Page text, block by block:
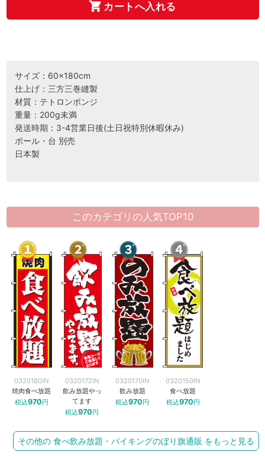
カートへ入れる
サイズ：60×180cm
仕上げ：三方三巻縫製
材質：テトロンポンジ
重量：200g未満
発送時期：3-4営業日後(土日祝特別休暇休み)
ポール・台 別売
日本製
このカテゴリの人気TOP10
0320180IN
焼肉食べ放題
税込970円
0320172IN
飲み放題やっ
てます
税込970円
0320170IN
飲み放題
税込970円
0320150IN
食べ放題
税込970円
その他の 食べ飲み放題・バイキングのぼり旗通販 をもっと見る